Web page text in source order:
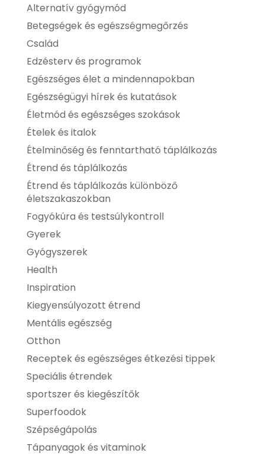
Alternatív gyógymód
Betegségek és egészségmegőrzés
Család
Edzésterv és programok
Egészséges élet a mindennapokban
Egészségügyi hírek és kutatások
Életmód és egészséges szokások
Ételek és italok
Ételminőség és fenntartható táplálkozás
Étrend és táplálkozás
Étrend és táplálkozás különböző
életszakaszokban
Fogyókúra és testsúlykontroll
Gyerek
Gyógyszerek
Health
Inspiration
Kiegyensúlyozott étrend
Mentális egészség
Otthon
Receptek és egészséges étkezési tippek
Speciális étrendek
sportszer és kiegészítők
Superfoodok
Szépségápolás
Tápanyagok és vitaminok